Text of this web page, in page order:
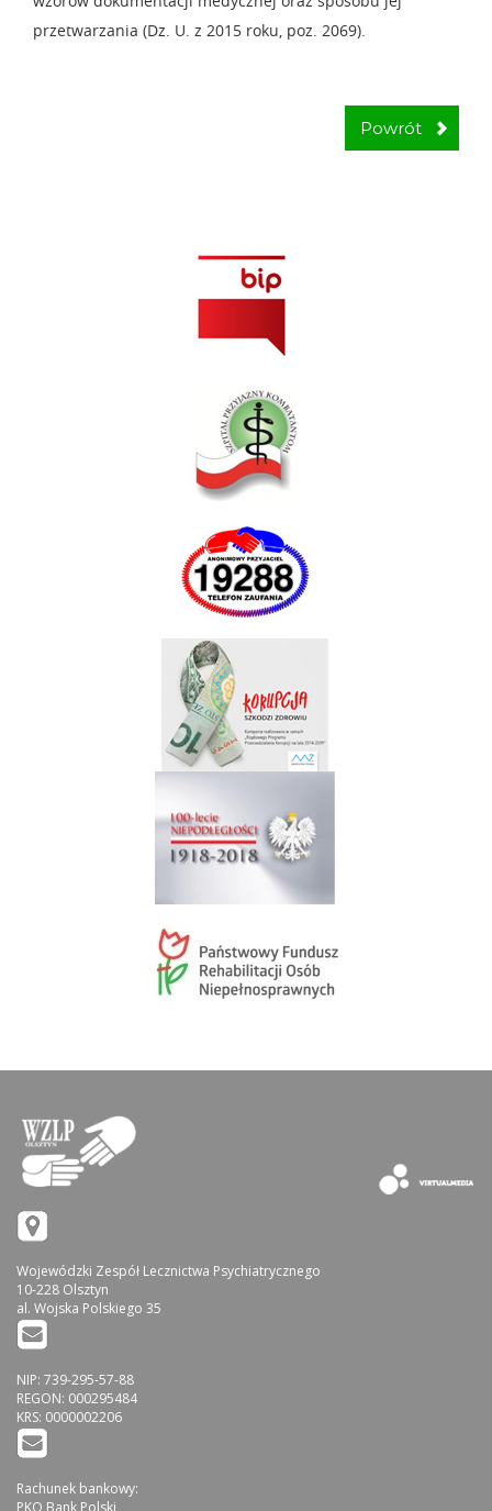
przetwarzania (Dz. U. z 2015 roku, poz. 2069).
Powrót
Wojewódzki Zespół Lecznictwa Psychiatrycznego
10-228 Olsztyn
al. Wojska Polskiego 35
NIP: 739-295-57-88
REGON: 000295484
KRS: 0000002206
Rachunek bankowy: